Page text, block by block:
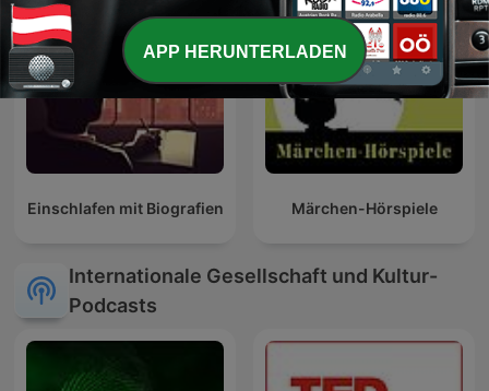
Einschlafen mit Biografien Märchen-Hörspiele
Internationale Gesellschaft und Kultur-
Podcasts
APP HERUNTERLADEN